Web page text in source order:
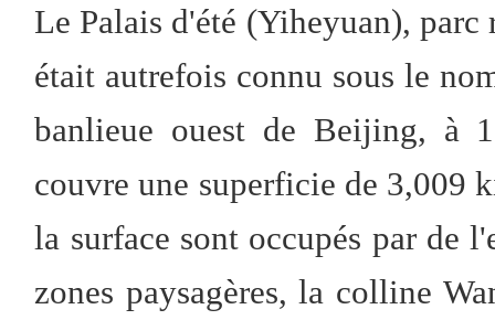
Le Palais d'été (Yiheyuan),
était autrefois connu sous le
banlieue ouest de Beijing, à
couvre une superficie de 3,009
la surface sont occupés par de
zones paysagères, la colline